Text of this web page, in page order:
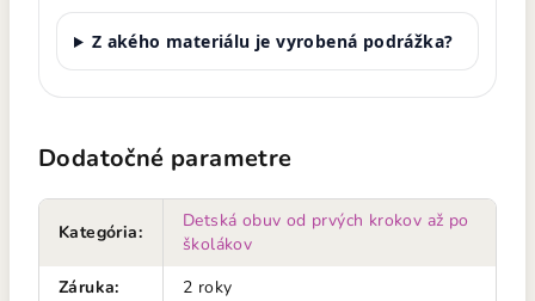
Z akého materiálu je vyrobená podrážka?
Dodatočné parametre
Kategória:
Detská obuv od prvých krokov až po
školákov
Záruka:
2 roky